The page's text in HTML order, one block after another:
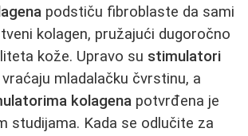
podstiču fibroblaste da sami
kolagen, pružajući dugoročno
kože. Upravo su stimulatori
mladalačku čvrstinu, a
kolagena potvrđena je
studijama. Kada se odlučite za